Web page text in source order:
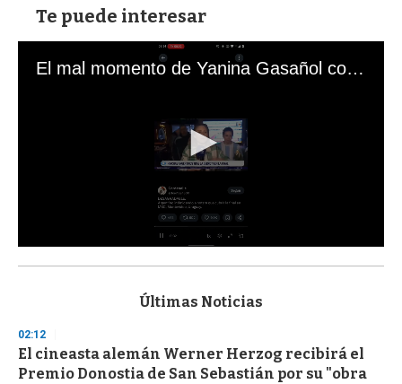
Te puede interesar
El mal momento de Yanina Gasañol con un hincha argentino en "Subrayado"
s
d
s
o
Últimas Noticias
02:12
El cineasta alemán Werner Herzog recibirá el
Premio Donostia de San Sebastián por su "obra